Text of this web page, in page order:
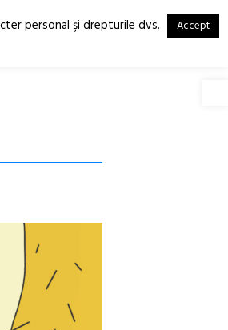
RO
EN
personal şi drepturile dvs. Accept